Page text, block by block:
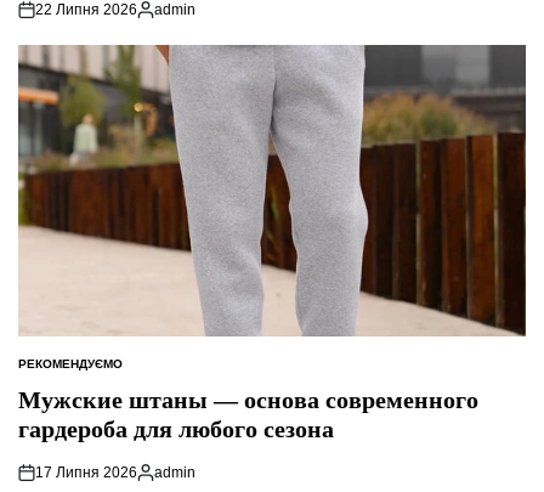
22 Липня 2026
Опубліковано
admin
ОПУБЛІКУВАТИ
РЕКОМЕНДУЄМО
Мужские штаны — основа современного
гардероба для любого сезона
17 Липня 2026
Опубліковано
admin